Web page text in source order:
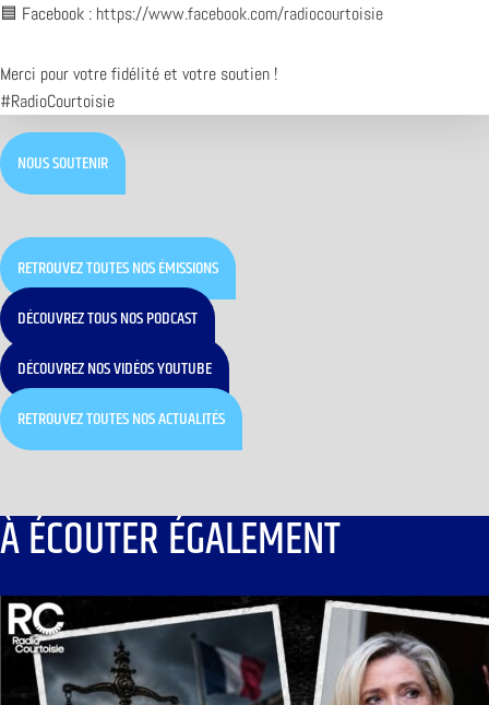
🟦 Facebook : https://www.facebook.com/radiocourtoisie
Merci pour votre fidélité et votre soutien !
#RadioCourtoisie
NOUS SOUTENIR
RETROUVEZ TOUTES NOS ÉMISSIONS
DÉCOUVREZ TOUS NOS PODCAST
DÉCOUVREZ NOS VIDÉOS YOUTUBE
RETROUVEZ TOUTES NOS ACTUALITÉS
À ÉCOUTER ÉGALEMENT